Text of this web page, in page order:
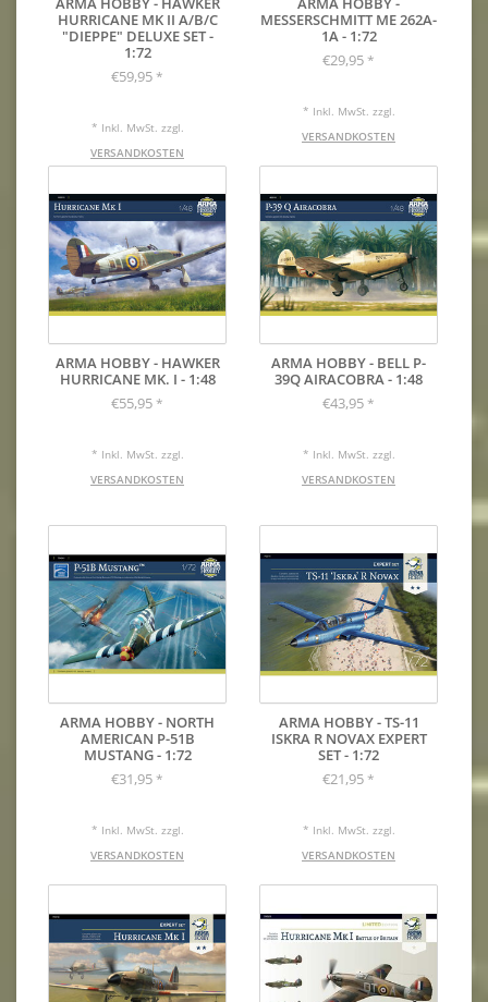
HURRICANE MK II A/B/C
"DIEPPE" DELUXE SET -
1:72
€59,95 *
* Inkl. MwSt. zzgl.
VERSANDKOSTEN
MESSERSCHMITT ME 262A-
1A - 1:72
€29,95 *
* Inkl. MwSt. zzgl.
VERSANDKOSTEN
ARMA HOBBY - HAWKER
HURRICANE MK. I - 1:48
€55,95 *
* Inkl. MwSt. zzgl.
VERSANDKOSTEN
ARMA HOBBY - BELL P-
39Q AIRACOBRA - 1:48
€43,95 *
* Inkl. MwSt. zzgl.
VERSANDKOSTEN
ARMA HOBBY - NORTH
AMERICAN P-51B
MUSTANG - 1:72
€31,95 *
* Inkl. MwSt. zzgl.
VERSANDKOSTEN
ARMA HOBBY - TS-11
ISKRA R NOVAX EXPERT
SET - 1:72
€21,95 *
* Inkl. MwSt. zzgl.
VERSANDKOSTEN